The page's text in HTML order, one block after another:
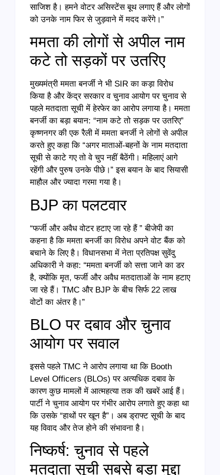
साजिश है। हमने वोटर असिस्टेंस बूथ लगाए हैं और लोगों
को उनके नाम फिर से जुड़वाने में मदद करेंगे।”
ममता की लोगों से अपील नाम
कटे तो सड़कों पर उतरिए
मुख्यमंत्री ममता बनर्जी ने भी SIR का कड़ा विरोध
किया है और केंद्र सरकार व चुनाव आयोग पर चुनाव से
पहले मतदाता सूची में हेरफेर का आरोप लगाया है। ममता
बनर्जी का बड़ा बयान: “नाम कटे तो सड़क पर उतरिए”
कृष्णनगर की एक रैली में ममता बनर्जी ने लोगों से अपील
करते हुए कहा कि “अगर माताओं-बहनों के नाम मतदाता
सूची से काटे गए तो वे चुप नहीं बैठेंगी। महिलाएं आगे
रहेंगी और पुरुष उनके पीछे।” इस बयान के बाद सियासी
माहौल और ज्यादा गरमा गया है।
BJP का पलटवार
“फर्जी और अवैध वोटर हटाए जा रहे हैं ” बीजेपी का
कहना है कि ममता बनर्जी का विरोध अपने वोट बैंक को
बचाने के लिए है। विधानसभा में नेता प्रतिपक्ष सुवेंदु
अधिकारी ने कहा: “ममता बनर्जी को सत्ता जाने का डर
है, क्योंकि मृत, फर्जी और अवैध मतदाताओं के नाम हटाए
जा रहे हैं। TMC और BJP के बीच सिर्फ 22 लाख
वोटों का अंतर है।”
BLO पर दबाव और चुनाव
आयोग पर सवाल
इससे पहले TMC ने आरोप लगाया था कि Booth
Level Officers (BLOs) पर अत्यधिक दबाव के
कारण कुछ मामलों में आत्महत्या तक की खबरें आई हैं।
पार्टी ने चुनाव आयोग पर गंभीर आरोप लगाते हुए कहा था
कि उसके “हाथों पर खून है”। अब ड्राफ्ट सूची के बाद
यह विवाद और तेज होने की संभावना है।
निष्कर्ष: चुनाव से पहले
मतदाता सूची सबसे बड़ा मुद्दा